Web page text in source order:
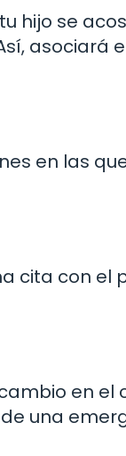
hijo se
asociará
en las
cita con el
en el
una